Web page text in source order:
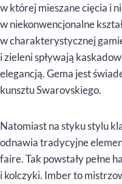
w której mieszane cięcia i
w niekonwencjonalne
w charakterystycznej
i zieleni spływają
elegancją. Gema jest
kunsztu Swarovskiego.
Natomiast na styku stylu
odnawia tradycyjne
faire. Tak powstały pełne
i kolczyki. Imber to